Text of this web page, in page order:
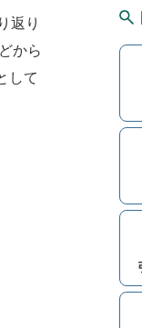
返り
から
して